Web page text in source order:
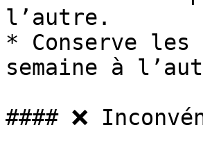
l’autre.
* Conserve
semaine à
#### ❌